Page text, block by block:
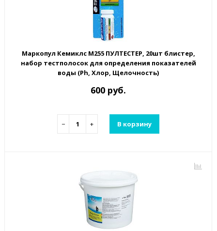
Маркопул Кемиклс М255 ПУЛТЕСТЕР, 20шт блистер,
набор тестполосок для определения показателей
воды (Ph, Хлор, Щелочность)
600 руб.
− + В корзину